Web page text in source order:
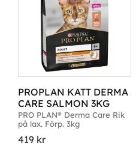
PROPLAN KATT DERMA
CARE SALMON 3KG
PRO PLAN® Derma Care Rik
på lax. Förp. 3kg
419 kr